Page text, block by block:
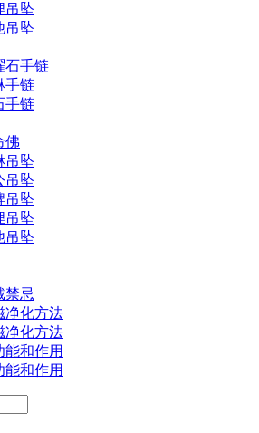
吊坠
吊坠
石手链
手链
手链
佛
吊坠
吊坠
吊坠
吊坠
吊坠
禁忌
净化方法
净化方法
能和作用
能和作用